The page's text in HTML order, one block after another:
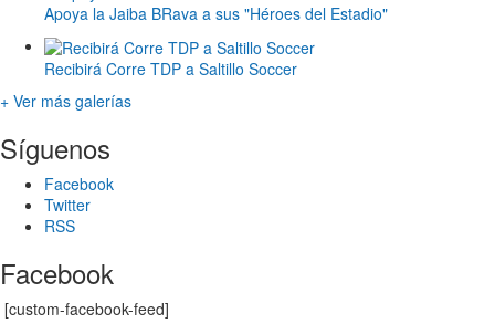
Apoya la Jaiba BRava a sus "Héroes del Estadio"
Recibirá Corre TDP a Saltillo Soccer
+ Ver más galerías
Síguenos
Facebook
Twitter
RSS
Facebook
[custom-facebook-feed]